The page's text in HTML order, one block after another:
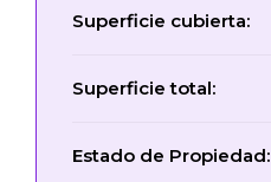
Superficie cubierta:
Superficie total:
Estado de Propiedad: